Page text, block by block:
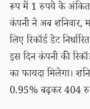
रूप में 1 रुपये के अंकित
कंपनी ने अब शनिवार,
लिए रिकॉर्ड डेट
इस दिन कंपनी की
का फायदा मिलेगा।
0.95% बढ़कर 404